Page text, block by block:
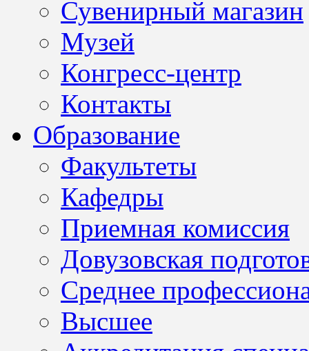
Сувенирный магазин
Музей
Конгресс-центр
Контакты
Образование
Факультеты
Кафедры
Приемная комиссия
Довузовская
Среднее
Высшее